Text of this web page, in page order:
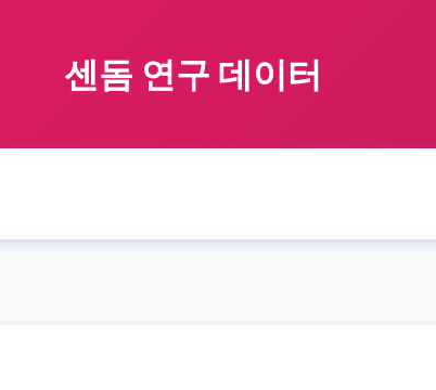
센돔 연구 데이터